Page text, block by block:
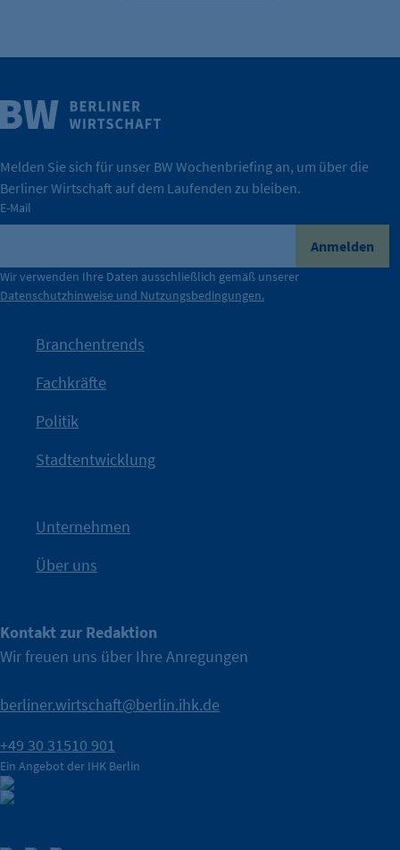
IHK Berlin. Offizieller Unterstützer der Berliner Wirtschaft.
Nach einer aufmerksamkeitsstarken Teaserphase geht die
Kampagne der IHK Berlin in die nächste Stufe. Mit
IHK?“wurde bewusst Neugier geweckt und Gespräche
mit Haltung.
Die Unternehmer stehen stellvertretend für die Vielfalt
der Berliner Wirtschaft.
Durch ihre Perspektiven wird deutlich, was der Claim
konkret bedeutet – und wie die IHK Berlin Unternehmen
tatsächlich unterstützt.
Wirtschaft.
Weitere Infos
Melden Sie sich für unser BW Wochenbriefing an, um über die
Berliner Wirtschaft auf dem Laufenden zu bleiben.
E-Mail
Anmelden
Wir verwenden Ihre Daten ausschließlich gemäß unserer
Datenschutzhinweise und Nutzungsbedingungen.
Branchentrends
Fachkräfte
Politik
Stadtentwicklung
Unternehmen
Über uns
Kontakt zur Redaktion
Wir freuen uns über Ihre Anregungen
berliner.wirtschaft@berlin.ihk.de
+49 30 31510 901
Ein Angebot der IHK Berlin